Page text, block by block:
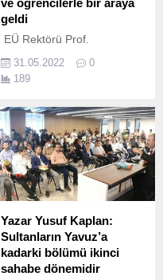
ve öğrencilerle bir araya
geldi
EÜ Rektörü Prof.
31.05.2022
0
189
Yazar Yusuf Kaplan:
Sultanların Yavuz’a
kadarki bölümü ikinci
sahabe dönemidir